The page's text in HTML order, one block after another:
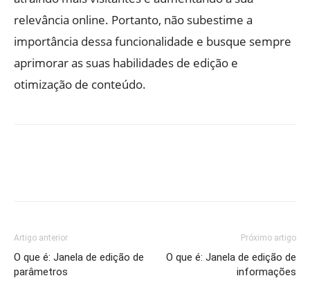
relevância online. Portanto, não subestime a
importância dessa funcionalidade e busque sempre
aprimorar as suas habilidades de edição e
otimização de conteúdo.
Artigo anterior
O que é: Janela de edição de
parâmetros
Próximo artigo
O que é: Janela de edição de
informações